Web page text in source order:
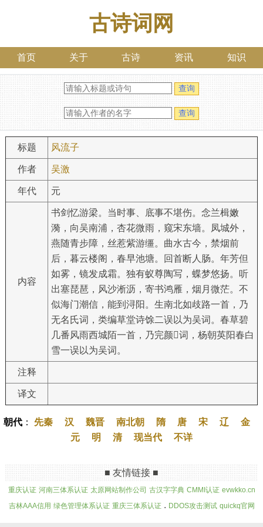
古诗词网
首页 关于 古诗 资讯 知识
标题 风流子
作者 吴激
年代 元
内容
书剑忆游梁。当时事、底事不堪伤。念兰楫嫩
漪，向吴南浦，杏花微雨，窥宋东墙。凤城外，
燕随青步障，丝惹紫游缰。曲水古今，禁烟前
后，暮云楼阁，春早池塘。回首断人肠。年芳但
如雾，镜发成霜。独有蚁尊陶写，蝶梦悠扬。听
出塞琵琶，风沙淅沥，寄书鸿雁，烟月微茫。不
似海门潮信，能到浔阳。生南北如歧路一首，乃
无名氏词，类编草堂诗馀二误以为吴词。春草碧
几番风雨西城陌一首，乃完颜词，杨朝英阳春白
雪一误以为吴词。
注释
译文
朝代 ： 先秦 汉 魏晋 南北朝 隋 唐 宋 辽
金
元
明 清 现当代 不详
■ 友情链接 ■
重庆认证 河南三体系认证 太原网站制作公司 古汉字字典 CMMI认证 evwkko.cn
吉林AAA信用 绿色管理体系认证 重庆三体系认证 . DDOS攻击测试 quickq官网